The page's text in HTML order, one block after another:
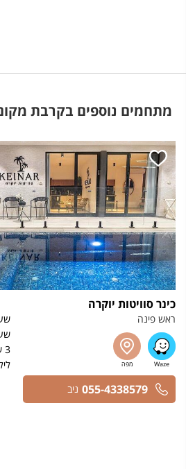
מתחמים נוספים בקרבת
כינר סוויטות יוקרה
ראש פינה
3 שעות
055-4338579 ניב